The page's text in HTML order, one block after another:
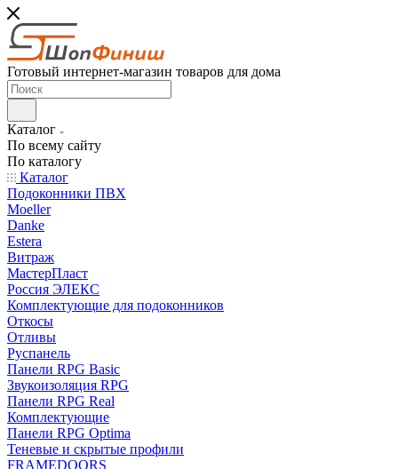
Готовый интернет-магазин товаров для дома
Каталог
По всему сайту
По каталогу
Каталог
Подоконники ПВХ
Moeller
Danke
Estera
Витраж
МастерПласт
Россия ЭЛЕКС
Комплектующие для подоконников
Откосы
Отливы
Руспанель
Панели RPG Basic
Звукоизоляция RPG
Панели RPG Real
Комплектующие
Панели RPG Optima
Теневые и скрытые профили
FRAMEDOORS